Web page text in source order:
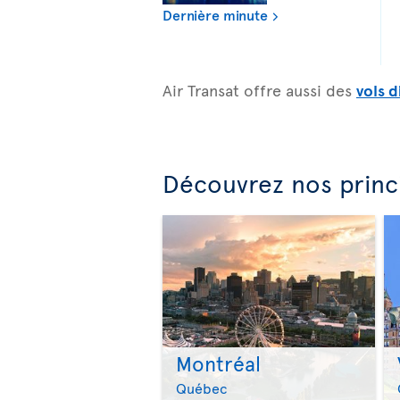
Dernière minute
Air Transat offre aussi des vols
Découvrez nos
Montréal
Québec